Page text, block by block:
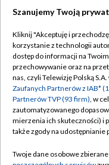
Abonament TVP
Emisja w TVP
Centrum informacji
Naziemna Telewizja
Szanujemy Twoją
Kliknij "Akceptuję i
korzystanie z technologii
dostęp do informacji na
przechowywanie oraz na
nas, czyli Telewizję Polską
Zaufanych Partnerów z IAB*
Partnerów TVP (93 firm), w
zautomatyzowanego
mierzenia ich skuteczności) i
także zgody na udostępnianie
Twoje dane osobowe